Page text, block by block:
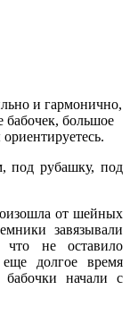
и гармонично,
бабочек, большое
под рубашку, под
от шейных
завязывали
не оставило
долгое время
бабочки начали с